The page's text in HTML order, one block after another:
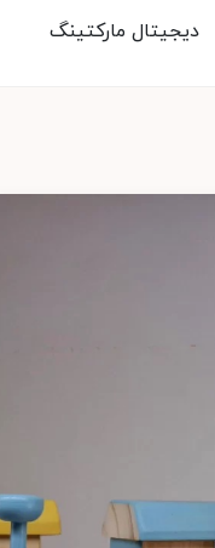
دیجیتال مارکتینگ